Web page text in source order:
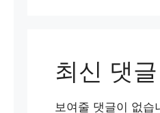
최신 댓글
보여줄 댓글이 없습